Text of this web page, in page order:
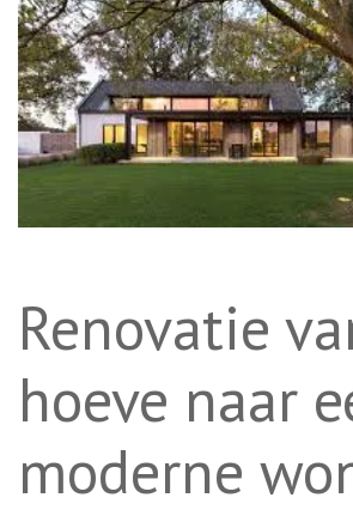
Renovatie
hoeve naar
moderne